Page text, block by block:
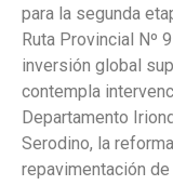
para la segunda
Ruta Provincial Nº
inversión global
contempla
Departamento
Serodino, la
repavimentación